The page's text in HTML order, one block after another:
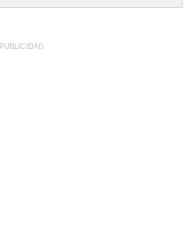
PUBLICIDAD